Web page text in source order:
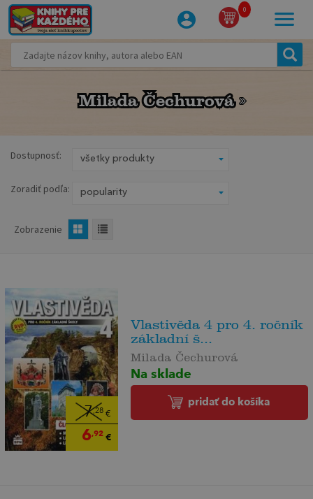
0
Milada Čechurová
Milada Čechurová
Dostupnosť:
Zoradiť podľa:
Zobrazenie
7,28€
6,92€
Vlastivěda 4 pro 4. ročník
základní š...
Milada Čechurová
Na sklade
pridať do košíka